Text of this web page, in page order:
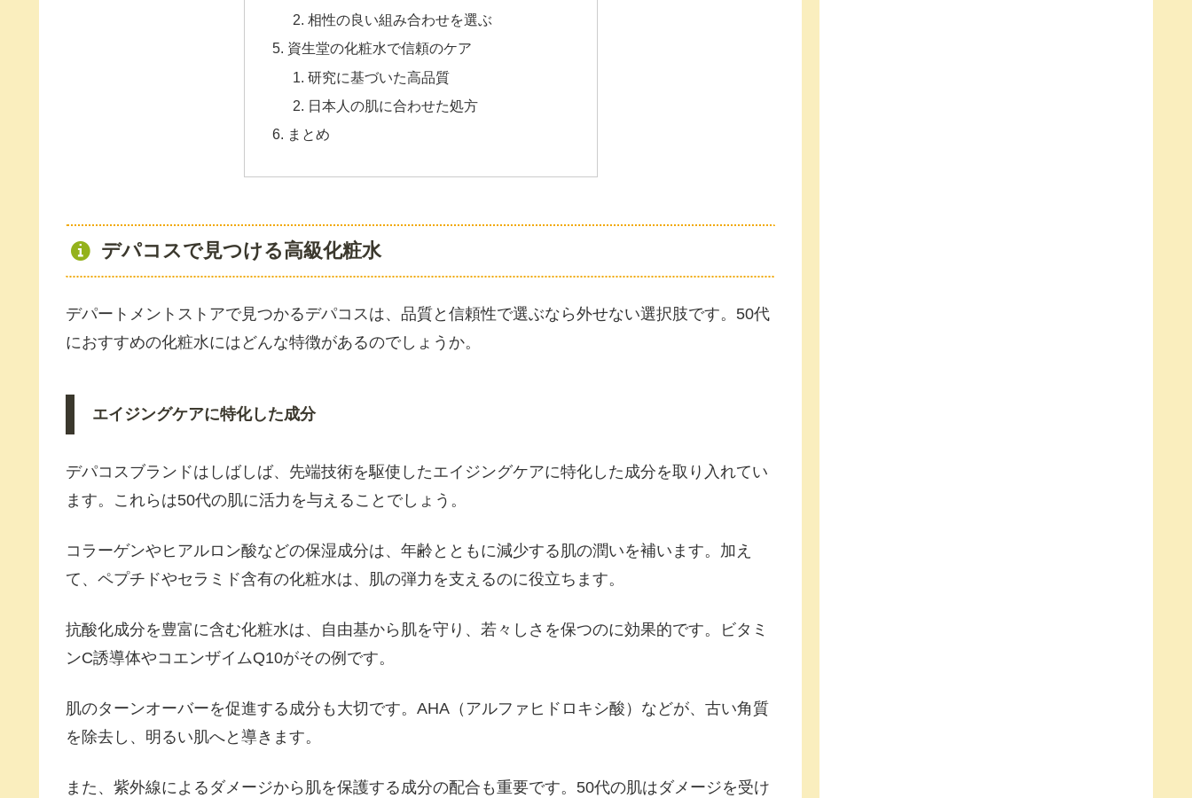
相性の良い組み合わせを選ぶ
資生堂の化粧水で信頼のケア
研究に基づいた高品質
日本人の肌に合わせた処方
まとめ
デパコスで見つける高級化粧水
デパートメントストアで見つかるデパコスは、品質と信頼性で選ぶなら外せない選択肢です。50代
におすすめの化粧水にはどんな特徴があるのでしょうか。
エイジングケアに特化した成分
デパコスブランドはしばしば、先端技術を駆使したエイジングケアに特化した成分を取り入れてい
ます。これらは50代の肌に活力を与えることでしょう。
コラーゲンやヒアルロン酸などの保湿成分は、年齢とともに減少する肌の潤いを補います。加え
て、ペプチドやセラミド含有の化粧水は、肌の弾力を支えるのに役立ちます。
抗酸化成分を豊富に含む化粧水は、自由基から肌を守り、若々しさを保つのに効果的です。ビタミ
ンC誘導体やコエンザイムQ10がその例です。
肌のターンオーバーを促進する成分も大切です。AHA（アルファヒドロキシ酸）などが、古い角質
を除去し、明るい肌へと導きます。
また、紫外線によるダメージから肌を保護する成分の配合も重要です。50代の肌はダメージを受け